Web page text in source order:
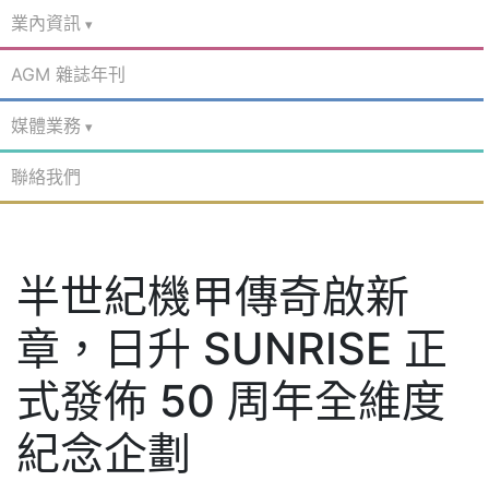
業內資訊
AGM 雜誌年刊
媒體業務
聯絡我們
半世紀機甲傳奇啟新
章，日升 SUNRISE 正
式發佈 50 周年全維度
紀念企劃